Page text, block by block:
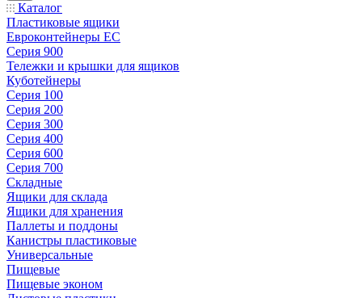
Каталог
Пластиковые ящики
Евроконтейнеры ЕС
Серия 900
Тележки и крышки для ящиков
Куботейнеры
Серия 100
Серия 200
Серия 300
Серия 400
Серия 600
Серия 700
Складные
Ящики для склада
Ящики для хранения
Паллеты и поддоны
Канистры пластиковые
Универсальные
Пищевые
Пищевые эконом